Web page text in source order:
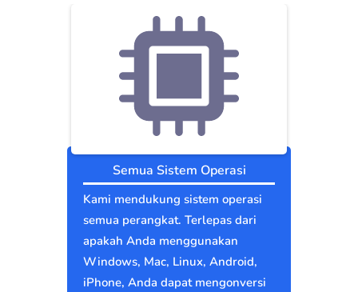
Semua Sistem Operasi
Kami mendukung sistem operasi
semua perangkat. Terlepas dari
apakah Anda menggunakan
Windows, Mac, Linux, Android,
iPhone, Anda dapat mengonversi